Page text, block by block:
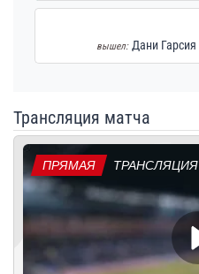
вышел: Дани Гарсия
Трансляция матча
ПРЯМАЯ ТРАНСЛЯЦИЯ